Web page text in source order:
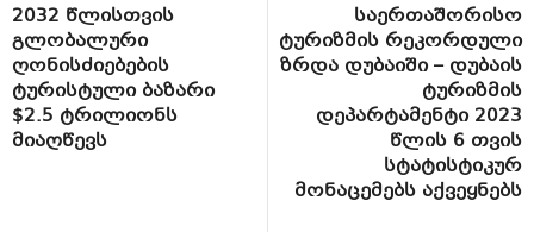
2032 წლისთვის
გლობალური
ღონისძიებების
ტურისტული ბაზარი
$2.5 ტრილიონს
მიაღწევს
საერთაშორისო
ტურიზმის რეკორდული
ზრდა დუბაიში – დუბაის
ტურიზმის
დეპარტამენტი 2023
წლის 6 თვის
სტატისტიკურ
მონაცემებს აქვეყნებს